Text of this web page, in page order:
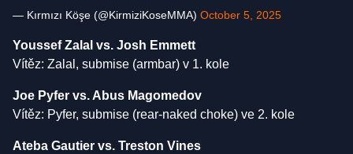
— Kırmızı Köşe (@KirmiziKoseMMA) October 5, 2025
Youssef Zalal vs. Josh Emmett
Vítěz: Zalal, submise (armbar) v 1. kole
Joe Pyfer vs. Abus Magomedov
Vítěz: Pyfer, submise (rear-naked choke) ve 2. kole
Ateba Gautier vs. Treston Vines